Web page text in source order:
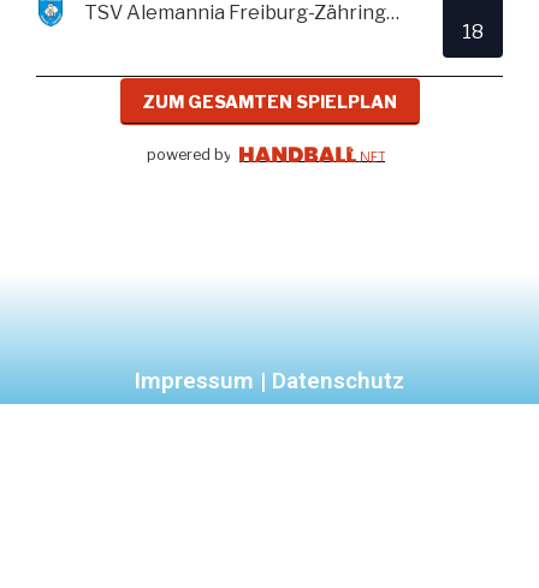
TSV Alemannia Freiburg-Zähringen
18
ZUM GESAMTEN SPIELPLAN
powered by
Impressum | Datenschutz